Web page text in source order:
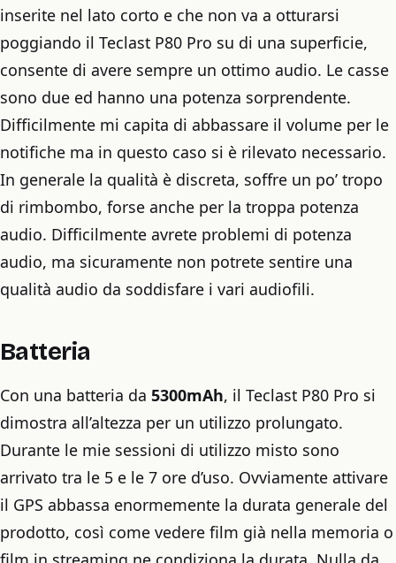
inserite nel lato corto e che non va a otturarsi
poggiando il Teclast P80 Pro su di una superficie,
consente di avere sempre un ottimo audio. Le casse
sono due ed hanno una potenza sorprendente.
Difficilmente mi capita di abbassare il volume per le
notifiche ma in questo caso si è rilevato necessario.
In generale la qualità è discreta, soffre un po’ tropo
di rimbombo, forse anche per la troppa potenza
audio. Difficilmente avrete problemi di potenza
audio, ma sicuramente non potrete sentire una
qualità audio da soddisfare i vari audiofili.
Batteria
Con una batteria da 5300mAh, il Teclast P80 Pro si
dimostra all’altezza per un utilizzo prolungato.
Durante le mie sessioni di utilizzo misto sono
arrivato tra le 5 e le 7 ore d’uso. Ovviamente attivare
il GPS abbassa enormemente la durata generale del
prodotto, così come vedere film già nella memoria o